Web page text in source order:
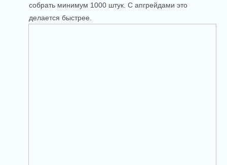
собрать минимум 1000 штук. С апгрейдами это
делается быстрее.